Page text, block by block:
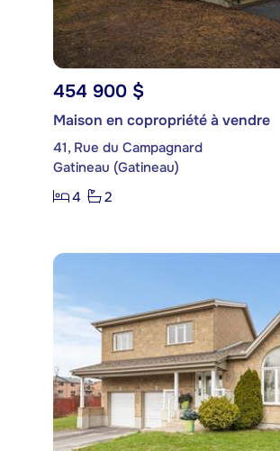
454 900 $
Maison en copropriété à vendre
41, Rue du Campagnard
Gatineau (Gatineau)
4
2